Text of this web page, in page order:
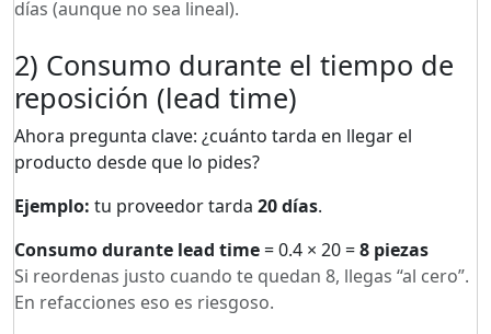
días (aunque no sea lineal).
2) Consumo durante el tiempo de
reposición (lead time)
Ahora pregunta clave: ¿cuánto tarda en llegar el
producto desde que lo pides?
Ejemplo: tu proveedor tarda 20 días.
Consumo durante lead time= 0.4 × 20 =8 piezas
Si reordenas justo cuando te quedan 8, llegas “al cero”.
En refacciones eso es riesgoso.